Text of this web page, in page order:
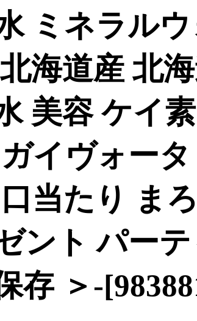
ミネラル
海道産 北
美容 ケイ
イヴォー
当たり ま
ント パー
存 ＞-